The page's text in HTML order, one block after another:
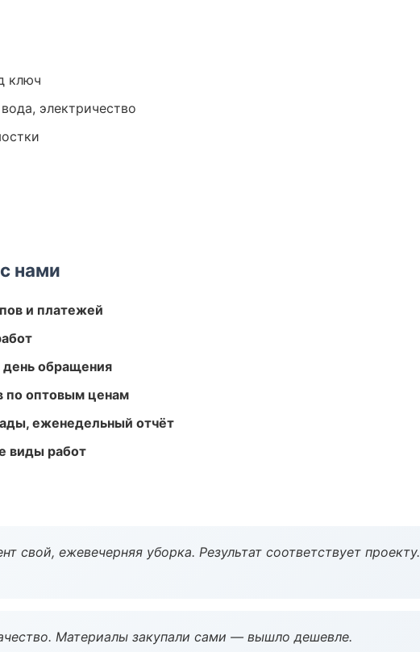
ключ
электричество
нами
и платежей
день обращения
по оптовым ценам
еженедельный отчёт
виды работ
свой, ежевечерняя уборка. Результат соответствует проекту.
Материалы закупали сами — вышло дешевле.